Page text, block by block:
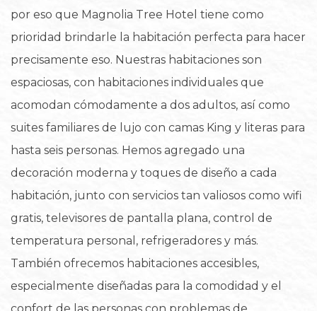
por eso que Magnolia Tree Hotel tiene como
prioridad brindarle la habitación perfecta para hacer
precisamente eso. Nuestras habitaciones son
espaciosas, con habitaciones individuales que
acomodan cómodamente a dos adultos, así como
suites familiares de lujo con camas King y literas para
hasta seis personas. Hemos agregado una
decoración moderna y toques de diseño a cada
habitación, junto con servicios tan valiosos como wifi
gratis, televisores de pantalla plana, control de
temperatura personal, refrigeradores y más.
También ofrecemos habitaciones accesibles,
especialmente diseñadas para la comodidad y el